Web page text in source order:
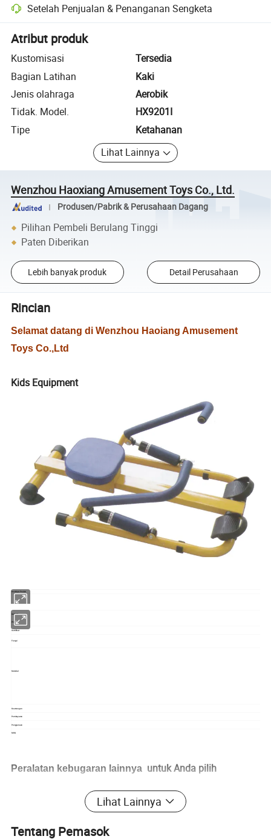
Setelah Penjualan & Penanganan Sengketa
Penyelesaian sengketa yang dibantu platform, termasuk
Atribut produk
Kustomisasi
Tersedia
Bagian Latihan
Kaki
Jenis olahraga
Aerobik
Tidak. Model.
HX9201I
Tipe
Ketahanan
Lihat Lainnya
Wenzhou Haoxiang Amusement Toys Co., Ltd.
Produsen/Pabrik & Perusahaan Dagang
Pilihan Pembeli Berulang Tinggi
Paten Diberikan
Lebih banyak produk Detail Perusahaan
Rincian
Selamat datang di Wenzhou Haoiang Amusement
Toys Co.,Ltd
Kids Equipment
Deskripsi Produk
Garansi
Warna
Sertifikat
Fungsi
Material
Keuntungan
Pembayaran
Penggunaan
MOQ
Peralatan kebugaran lainnya untuk Anda pilih
Lihat Lainnya
Tentang Pemasok